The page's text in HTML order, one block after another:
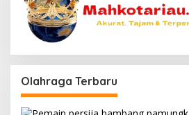
Olahraga Terbaru